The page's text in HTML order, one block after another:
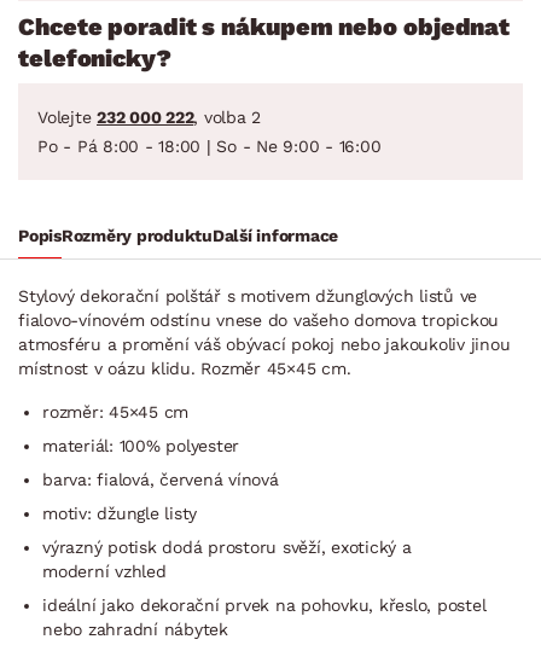
Chcete poradit s nákupem nebo objednat
telefonicky?
Volejte 232 000 222, volba 2
Po - Pá 8:00 - 18:00 | So - Ne 9:00 - 16:00
PopisRozměry produktuDalší informace
Stylový dekorační polštář s motivem džunglových listů ve
fialovo-vínovém odstínu vnese do vašeho domova tropickou
atmosféru a promění váš obývací pokoj nebo jakoukoliv jinou
místnost v oázu klidu. Rozměr 45×45 cm.
rozměr: 45×45 cm
materiál: 100% polyester
barva: fialová, červená vínová
motiv: džungle listy
výrazný potisk dodá prostoru svěží, exotický a
moderní vzhled
ideální jako dekorační prvek na pohovku, křeslo, postel
nebo zahradní nábytek